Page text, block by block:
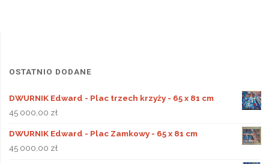
OSTATNIO DODANE
DWURNIK Edward - Plac trzech krzyży - 65 x 81 cm
45 000,00 zł
DWURNIK Edward - Plac Zamkowy - 65 x 81 cm
45 000,00 zł